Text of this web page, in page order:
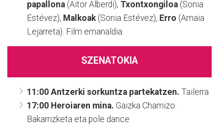
papallona (Aitor Alberdi), Txontxongiloa (Sonia
Estévez), Malkoak(Sonia Estévez), Erro (Amaia
Lejarreta). Film emanaldia.
SZENATOKIA
11:00 Antzerki sorkuntza partekatzen. Tailerra
17:00 Heroiaren mina. Gaizka Chamizo.
Bakarrizketa eta pole dance